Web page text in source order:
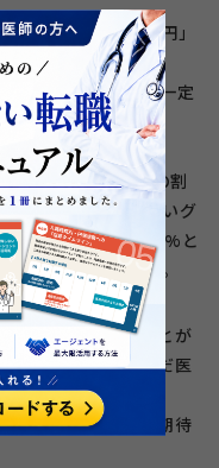
万円～2,000万円」
ています。一方で、
万円」の割合も一定
徴です。
2,000万円以上」の割
高年収の割合が高いグ
～2,000万円」も41%と
収入を得ています。
て大きく異なることが
高い働き方を選んだ医
。
定的な年収水準が期待